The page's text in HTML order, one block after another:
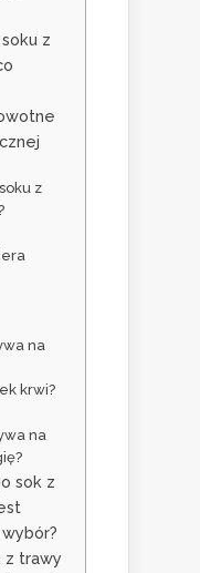
z
z
na
krwi?
na
sok z
z trawy